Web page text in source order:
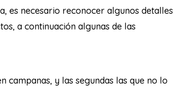
es necesario reconocer algunos detalles
a continuación algunas de las
campanas, y las segundas las que no lo